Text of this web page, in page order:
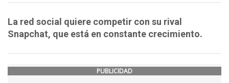
La red social quiere competir con su rival
Snapchat, que está en constante crecimiento.
PUBLICIDAD